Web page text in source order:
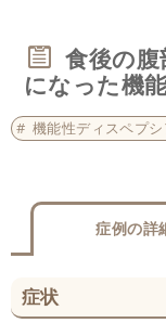
食後の
になった機
機能性ディスペプシ
症例の詳
症状